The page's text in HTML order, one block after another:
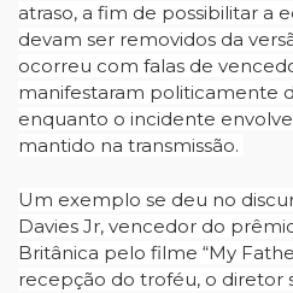
atraso, a fim de possibilitar a
devam ser removidos da
ocorreu com falas de
manifestaram politicamente
enquanto o incidente
mantido na transmissão.
Um exemplo se deu no
Davies Jr, vencedor do
Britânica pelo filme “My
recepção do troféu, o diretor